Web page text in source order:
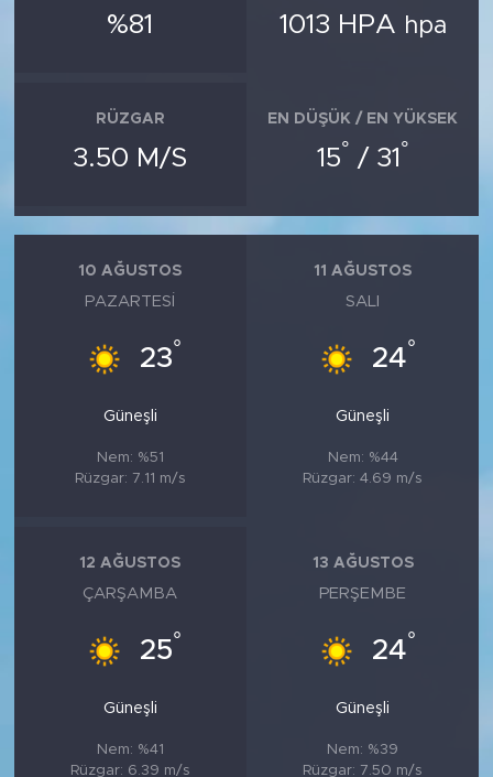
%81 1013 HPA hpa
RÜZGAR
3.50 M/S
EN DÜŞÜK / EN YÜKSEK
15° / 31 °
10 AĞUSTOS
PAZARTESI
23°
Güneşli
Nem: %51
Rüzgar: 7.11 m/s
11 AĞUSTOS
SALI
24°
Güneşli
Nem: %44
Rüzgar: 4.69 m/s
12 AĞUSTOS
ÇARŞAMBA
25°
Güneşli
Nem: %41
Rüzgar: 6.39 m/s
13 AĞUSTOS
PERŞEMBE
24°
Güneşli
Nem: %39
Rüzgar: 7.50 m/s